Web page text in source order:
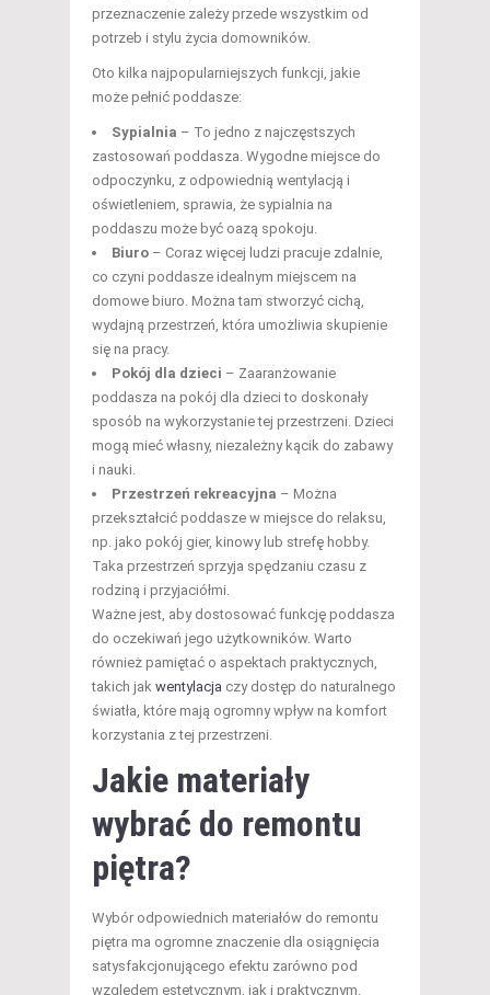
przeznaczenie zależy przede wszystkim od
potrzeb i stylu życia domowników.
Oto kilka najpopularniejszych funkcji, jakie
może pełnić poddasze:
Sypialnia – To jedno z najczęstszych
zastosowań poddasza. Wygodne miejsce do
odpoczynku, z odpowiednią wentylacją i
oświetleniem, sprawia, że sypialnia na
poddaszu może być oazą spokoju.
Biuro – Coraz więcej ludzi pracuje zdalnie,
co czyni poddasze idealnym miejscem na
domowe biuro. Można tam stworzyć cichą,
wydajną przestrzeń, która umożliwia skupienie
się na pracy.
Pokój dla dzieci – Zaaranżowanie
poddasza na pokój dla dzieci to doskonały
sposób na wykorzystanie tej przestrzeni. Dzieci
mogą mieć własny, niezależny kącik do zabawy
i nauki.
Przestrzeń rekreacyjna – Można
przekształcić poddasze w miejsce do relaksu,
np. jako pokój gier, kinowy lub strefę hobby.
Taka przestrzeń sprzyja spędzaniu czasu z
rodziną i przyjaciółmi.
Ważne jest, aby dostosować funkcję poddasza
do oczekiwań jego użytkowników. Warto
również pamiętać o aspektach praktycznych,
takich jak wentylacja czy dostęp do naturalnego
światła, które mają ogromny wpływ na komfort
korzystania z tej przestrzeni.
Jakie materiały
wybrać do remontu
piętra?
Wybór odpowiednich materiałów do remontu
piętra ma ogromne znaczenie dla osiągnięcia
satysfakcjonującego efektu zarówno pod
względem estetycznym, jak i praktycznym.